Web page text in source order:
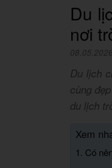
Du
nơi
08.05.2026
Du lịch
cùng
du lịch
Xem
1. Có